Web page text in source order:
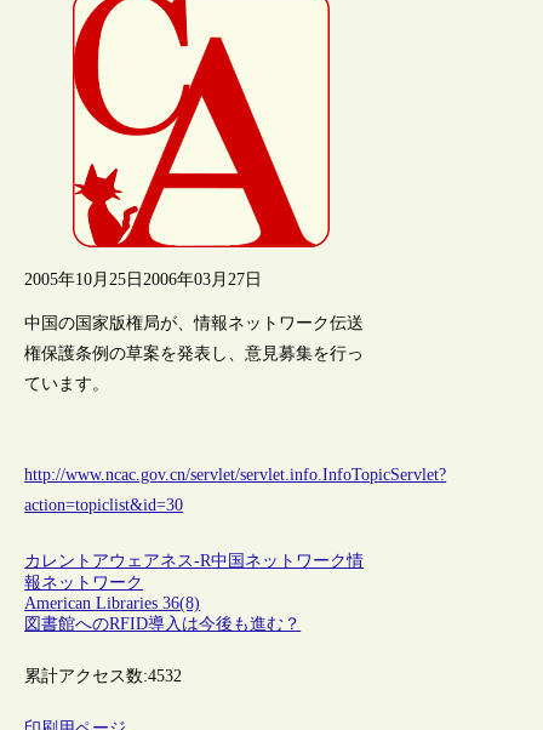
2005年10月25日 2006年03月27日
中国の国家版権局が、情報ネットワーク伝送
権保護条例の草案を発表し、意見募集を行っ
ています。
http://www.ncac.gov.cn/servlet/servlet.info.InfoTopicServlet?
action=topiclist&id=30
カレントアウェアネス-R中国 ネットワーク情
報ネットワーク
American Libraries 36(8)
図書館へのRFID導入は今後も進む？
累計アクセス数:4532